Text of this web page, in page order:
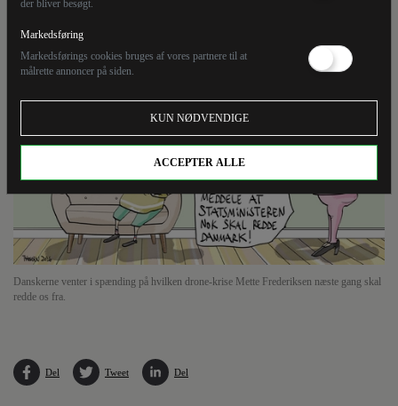
der bliver besøgt.
Markedsføring
Markedsførings cookies bruges af vores partnere til at
målrette annoncer på siden.
KUN NØDVENDIGE
ACCEPTER ALLE
Mette Frederiksen næste gang skal redde os fra.
Danskerne venter i spænding på hvilken drone-krise Mette Frederiksen næste gang skal
redde os fra.
Del Tweet Del